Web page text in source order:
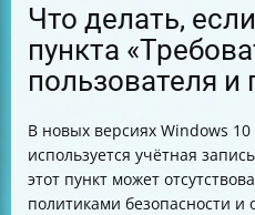
Что делать,
пункта
пользователя и
В новых версиях Windows 10
используется учётная
этот пункт может
политиками безопасности и